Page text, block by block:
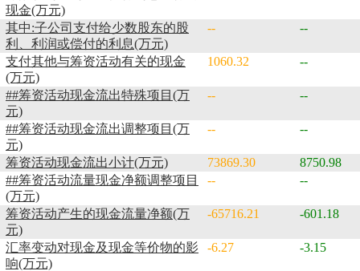
现金(万元)
其中:子公司支付给少数股东的股
利、利润或偿付的利息(万元)
-- --
支付其他与筹资活动有关的现金
(万元)
1060.32 --
##筹资活动现金流出特殊项目(万
元)
-- --
##筹资活动现金流出调整项目(万
元)
-- --
筹资活动现金流出小计(万元) 73869.30
8750.98
##筹资活动流量现金净额调整项目
(万元)
-- --
筹资活动产生的现金流量净额(万
元)
-65716.21 -601.18
汇率变动对现金及现金等价物的影
响(万元)
-6.27 -3.15